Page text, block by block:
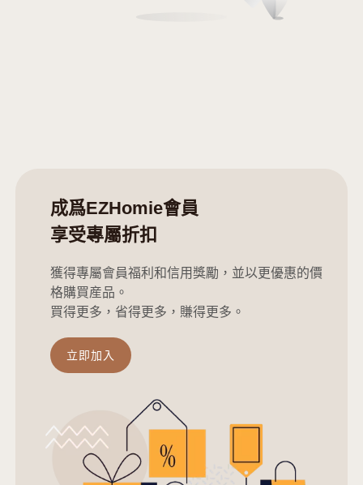
成爲EZHomie會員
享受專屬折扣
獲得專屬會員福利和信用獎勵，並以更優惠的價
格購買産品。
買得更多，省得更多，賺得更多。
立即加入